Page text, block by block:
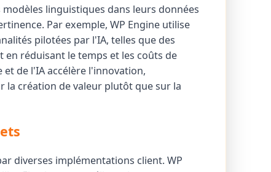
linguistiques dans leurs données
Par exemple, WP Engine utilise
pilotées par l'IA, telles que des
réduisant le temps et les coûts de
de l'IA accélère l'innovation,
la création de valeur plutôt que sur la
diverses implémentations client. WP